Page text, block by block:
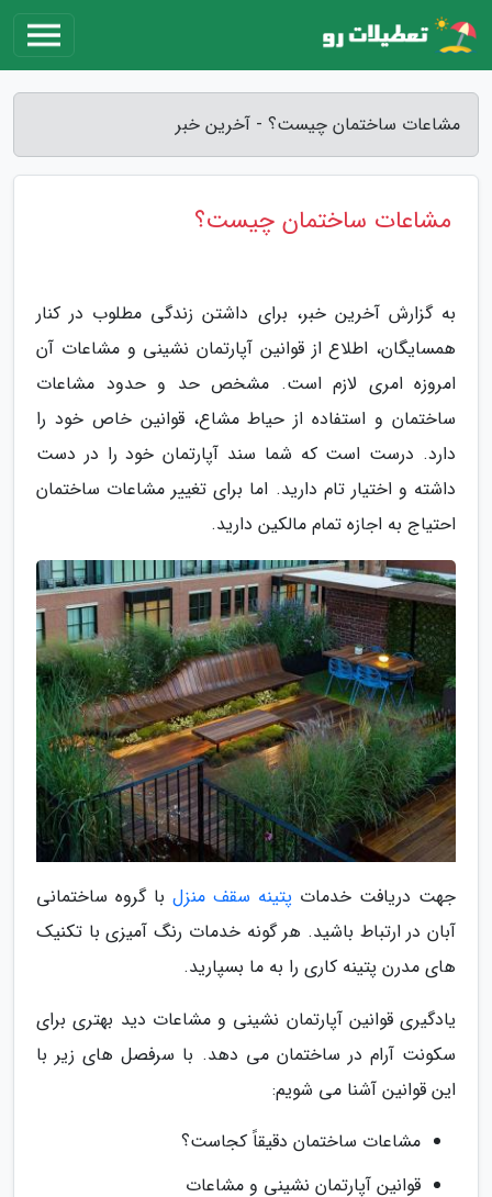
مشاعات ساختمان چیست؟ - آخرین خبر
مشاعات ساختمان چیست؟
به گزارش آخرین خبر، برای داشتن زندگی مطلوب در کنار
همسایگان، اطلاع از قوانین آپارتمان نشینی و مشاعات آن
امروزه امری لازم است. مشخص حد و حدود مشاعات
ساختمان و استفاده از حیاط مشاع، قوانین خاص خود را
دارد. درست است که شما سند آپارتمان خود را در دست
داشته و اختیار تام دارید. اما برای تغییر مشاعات ساختمان
احتیاج به اجازه تمام مالکین دارید.
جهت دریافت خدمات پتینه سقف منزل با گروه ساختمانی
آبان در ارتباط باشید. هر گونه خدمات رنگ آمیزی با تکنیک
های مدرن پتینه کاری را به ما بسپارید.
یادگیری قوانین آپارتمان نشینی و مشاعات دید بهتری برای
سکونت آرام در ساختمان می دهد. با سرفصل های زیر با
این قوانین آشنا می شویم:
مشاعات ساختمان دقیقاً کجاست؟
قوانین آپارتمان نشینی و مشاعات